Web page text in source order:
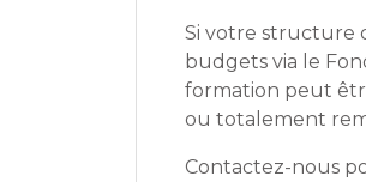
Si votre structure
budgets via le
formation peut
ou totalement
Contactez-nous